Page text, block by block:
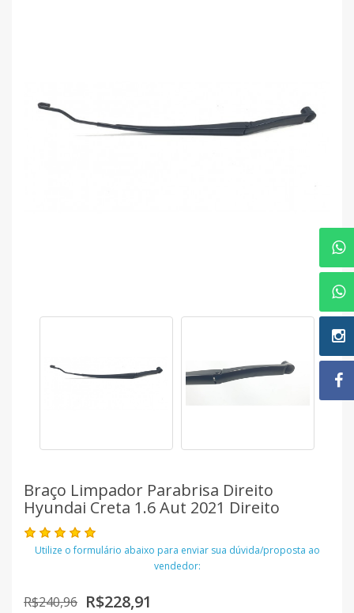
Braço Limpador Parabrisa Direito
Hyundai Creta 1.6 Aut 2021 Direito
Utilize o formulário abaixo para enviar sua dúvida/proposta ao
vendedor:
R$240,96 R$228,91